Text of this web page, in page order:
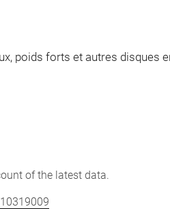
poids forts et autres disques
of the latest data.